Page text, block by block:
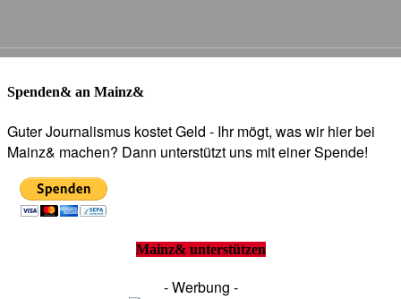
Spenden& an Mainz&
Guter Journalismus kostet Geld - Ihr mögt, was wir hier bei
Mainz& machen? Dann unterstützt uns mit einer Spende!
Mainz& unterstützen
- Werbung -